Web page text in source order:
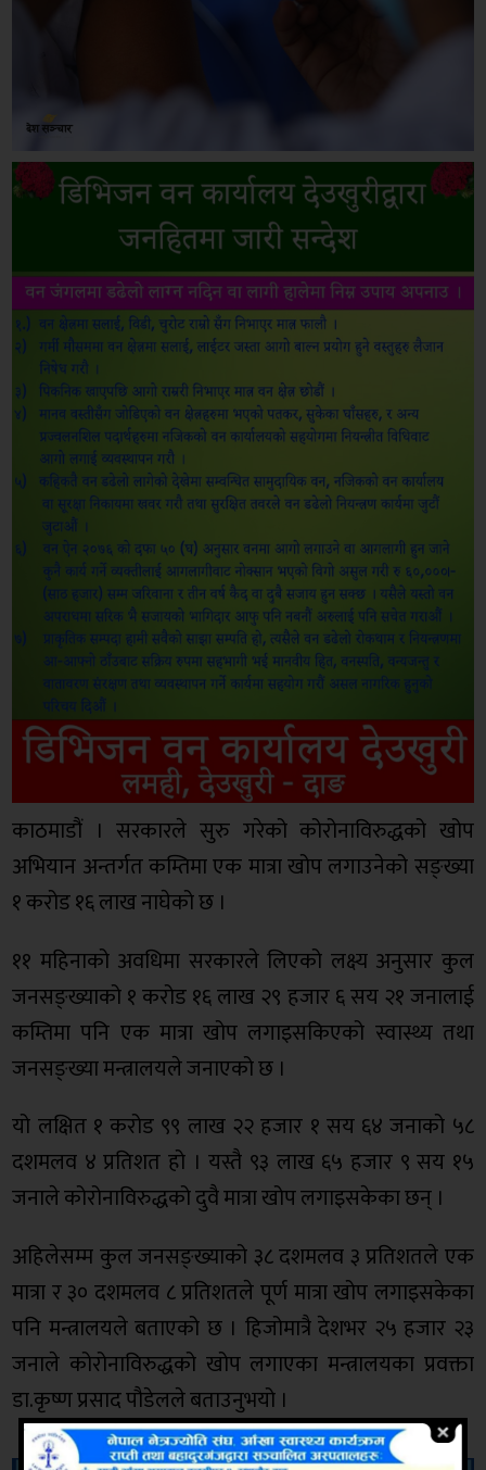
काठमाडौं । सरकारले सुरु गरेको कोरोनाविरुद्धको खोप
अभियान अन्तर्गत कम्तिमा एक मात्रा खोप लगाउनेको सङ्ख्या
१ करोड १६ लाख नाघेको छ ।
११ महिनाको अवधिमा सरकारले लिएको लक्ष्य अनुसार कुल
जनसङ्ख्याको १ करोड १६ लाख २९ हजार ६ सय २१ जनालाई
कम्तिमा पनि एक मात्रा खोप लगाइसकिएको स्वास्थ्य तथा
जनसङ्ख्या मन्त्रालयले जनाएको छ ।
यो लक्षित १ करोड ९९ लाख २२ हजार १ सय ६४ जनाको ५८
दशमलव ४ प्रतिशत हो । यस्तै ९३ लाख ६५ हजार ९ सय १५
जनाले कोरोनाविरुद्धको दुवै मात्रा खोप लगाइसकेका छन् ।
अहिलेसम्म कुल जनसङ्ख्याको ३८ दशमलव ३ प्रतिशतले एक
मात्रा र ३० दशमलव ८ प्रतिशतले पूर्ण मात्रा खोप लगाइसकेका
पनि मन्त्रालयले बताएको छ । हिजोमात्रै देशभर २५ हजार २३
जनाले कोरोनाविरुद्धको खोप लगाएका मन्त्रालयका प्रवक्ता
डा.कृष्ण प्रसाद पौडेलले बताउनुभयो ।